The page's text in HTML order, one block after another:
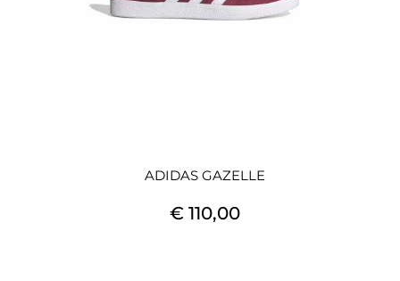
ADIDAS GAZELLE
€ 110,00